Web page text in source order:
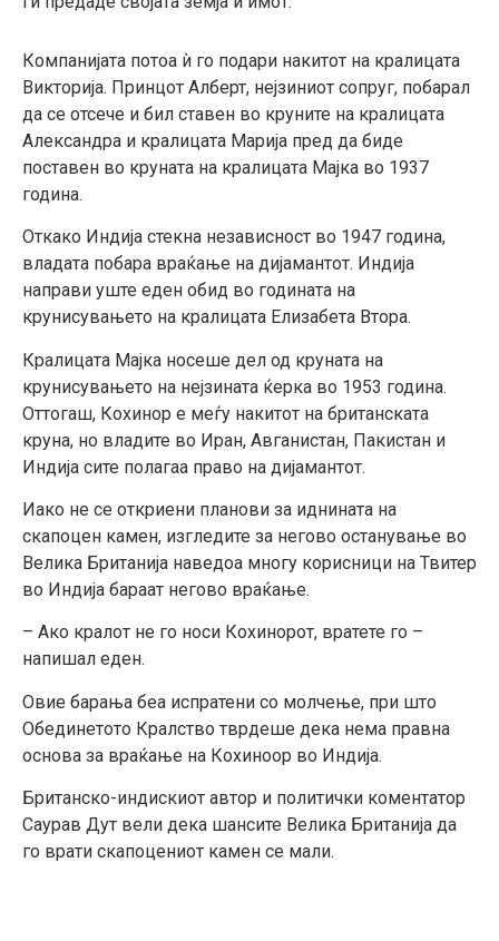
Компанијата потоа ѝ го подари накитот на кралицата
Викторија. Принцот Алберт, нејзиниот сопруг, побарал
да се отсече и бил ставен во круните на кралицата
Александра и кралицата Марија пред да биде
поставен во круната на кралицата Мајка во 1937
година.
Откако Индија стекна независност во 1947 година,
владата побара враќање на дијамантот. Индија
направи уште еден обид во годината на
крунисувањето на кралицата Елизабета Втора.
Кралицата Мајка носеше дел од круната на
крунисувањето на нејзината ќерка во 1953 година.
Оттогаш, Кохинор е меѓу накитот на британската
круна, но владите во Иран, Авганистан, Пакистан и
Индија сите полагаа право на дијамантот.
Иако не се откриени планови за иднината на
скапоцен камен, изгледите за негово останување во
Велика Британија наведоа многу корисници на Твитер
во Индија бараат негово враќање.
– Ако кралот не го носи Кохинорот, вратете го –
напишал еден.
Овие барања беа испратени со молчење, при што
Обединетото Кралство тврдеше дека нема правна
основа за враќање на Кохиноор во Индија.
Британско-индискиот автор и политички коментатор
Саурав Дут вели дека шансите Велика Британија да
го врати скапоцениот камен се мали.